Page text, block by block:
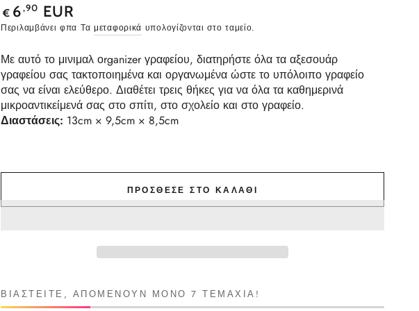
Κανονική
τιμή
€ 6,90 EUR
Περιλαμβάνει φπα Τα μεταφορικά υπολογίζονται στο ταμείο.
Με αυτό το μινιμαλ οrganizer γραφείου, διατηρήστε όλα τα αξεσουάρ
γραφείου σας τακτοποιημένα και οργανωμένα ώστε το υπόλοιπο γραφείο
σας να είναι ελεύθερο. Διαθέτει τρεις θήκες για να όλα τα καθημερινά
μικροαντικείμενά σας στο σπίτι, στο σχολείο και στο γραφείο.
Διαστάσεις: 13cm × 9,5cm × 8,5cm
ΠΡΌΣΘΕΣΕ ΣΤΟ ΚΑΛΆΘΙ
ΒΙΑΣΤΕΊΤΕ, ΑΠΟΜΈΝΟΥΝ ΜΌΝΟ 7 ΤΕΜΆΧΙΑ!